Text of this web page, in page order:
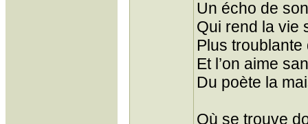
Un écho de
Qui rend la vie
Plus
Et l’on aime
Du poète la
Où se trouve